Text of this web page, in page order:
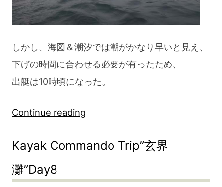
しかし、海図＆潮汐では潮がかなり早いと見え、
下げの時間に合わせる必要が有ったため、
出艇は10時頃になった。
Continue reading
Trip”玄
灘”Day9”
Kayak Commando Trip”玄界
灘”Day8